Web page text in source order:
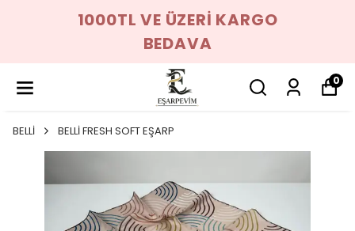
1000TL VE ÜZERİ KARGO
BEDAVA
0
BELLİ BELLİ FRESH SOFT EŞARP